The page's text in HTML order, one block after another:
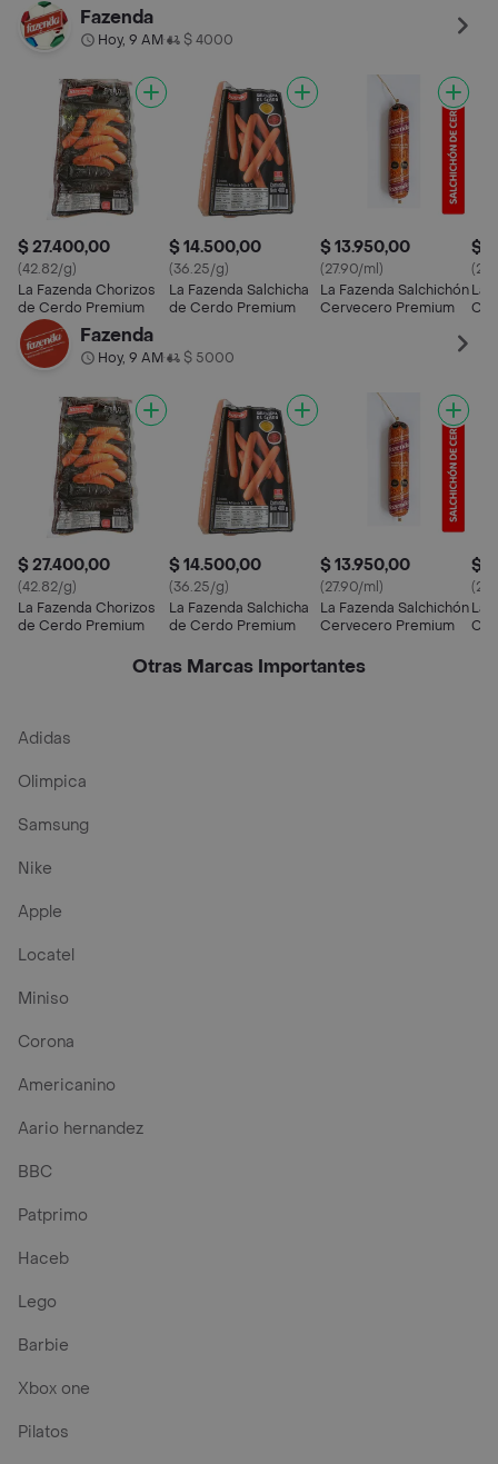
Fazenda
Hoy, 9 AM• $ 4000
$ 27.400,00
(42.82/g)
La Fazenda Chorizos
de Cerdo Premium
$ 14.500,00
(36.25/g)
La Fazenda Salchicha
de Cerdo Premium
$ 13.950,00
(27.90/ml)
La Fazenda Salchichón
Cervecero Premium
$
La
Fazenda
Hoy, 9 AM• $ 5000
$ 27.400,00
(42.82/g)
La Fazenda Chorizos
de Cerdo Premium
$ 14.500,00
(36.25/g)
La Fazenda Salchicha
de Cerdo Premium
$ 13.950,00
(27.90/ml)
La Fazenda Salchichón
Cervecero Premium
$
La
Otras Marcas Importantes
Adidas
Olimpica
Samsung
Nike
Apple
Locatel
Miniso
Corona
Americanino
Aario hernandez
BBC
Patprimo
Haceb
Lego
Barbie
Xbox one
Pilatos